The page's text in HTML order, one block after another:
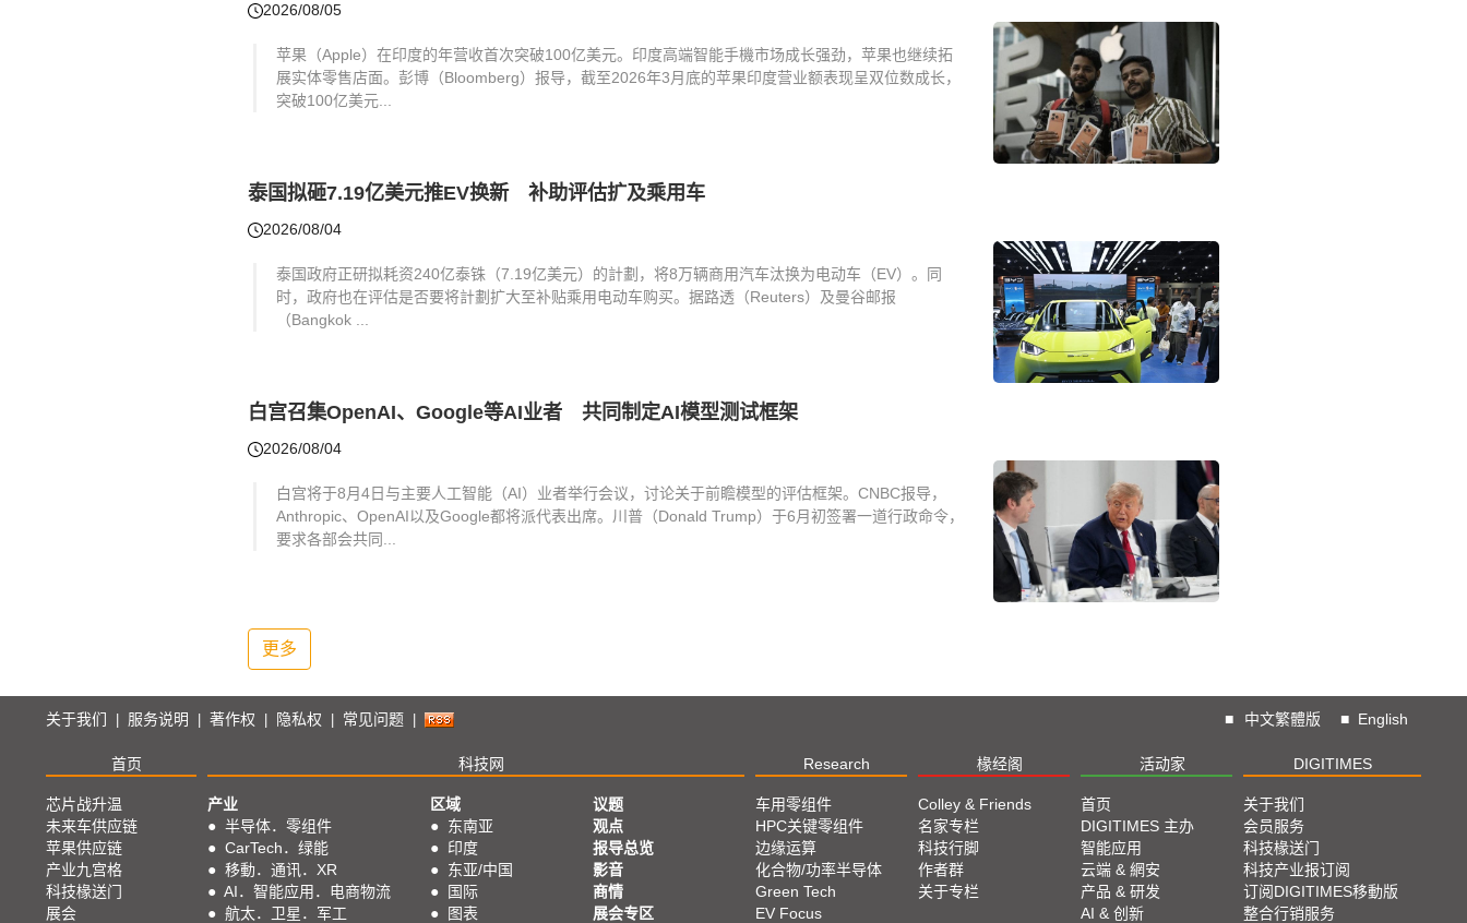
2026/08/05
苹果（Apple）在印度的年营收首次突破100亿美元。印度高端智能手機市场成长强劲，苹果也继续拓
展实体零售店面。彭博（Bloomberg）报导，截至2026年3月底的苹果印度营业额表现呈双位数成长，
突破100亿美元...
泰国拟砸7.19亿美元推EV换新 补助评估扩及乘用车
2026/08/04
泰国政府正研拟耗资240亿泰铢（7.19亿美元）的計劃，将8万辆商用汽车汰换为电动车（EV）。同
时，政府也在评估是否要将計劃扩大至补贴乘用电动车购买。据路透（Reuters）及曼谷邮报
（Bangkok ...
白宫召集OpenAI、Google等AI业者 共同制定AI模型测试框架
2026/08/04
白宫将于8月4日与主要人工智能（AI）业者举行会议，讨论关于前瞻模型的评估框架。CNBC报导，
Anthropic、OpenAI以及Google都将派代表出席。川普（Donald Trump）于6月初签署一道行政命令，
要求各部会共同...
更多
关于我们 服务说明 著作权 隐私权 常见问题 ■ 中文繁體版 ■ English
首页 科技网 Research 椽经阁 活动家 DIGITIMES
芯片战升温
未来车供应链
苹果供应链
产业九宫格
科技椽送门
展会
产业
● 半导体．零组件
● CarTech．绿能
● 移動．通讯．XR
● AI．智能应用．电商物流
● 航太．卫星．军工
区域
● 东南亚
● 印度
● 东亚/中国
●
国际
●
图表
议题
观点
报导总览
影音
商情
展会专区
车用零组件
HPC关键零组件
边缘运算
化合物/功率半导体
Green Tech
EV Focus
Colley & Friends
名家专栏
科技行脚
作者群
关于专栏
首页
DIGITIMES 主办
智能应用
云端 & 網安
产品 & 研发
AI & 创新
关于我们
会员服务
科技椽送门
科技产业报订阅
订阅DIGITIMES移動版
整合行销服务